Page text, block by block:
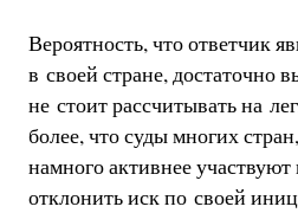
Вероятность, что ответчик
в своей стране, достаточно
не стоит рассчитывать на
более, что суды многих
намного активнее
отклонить иск по своей